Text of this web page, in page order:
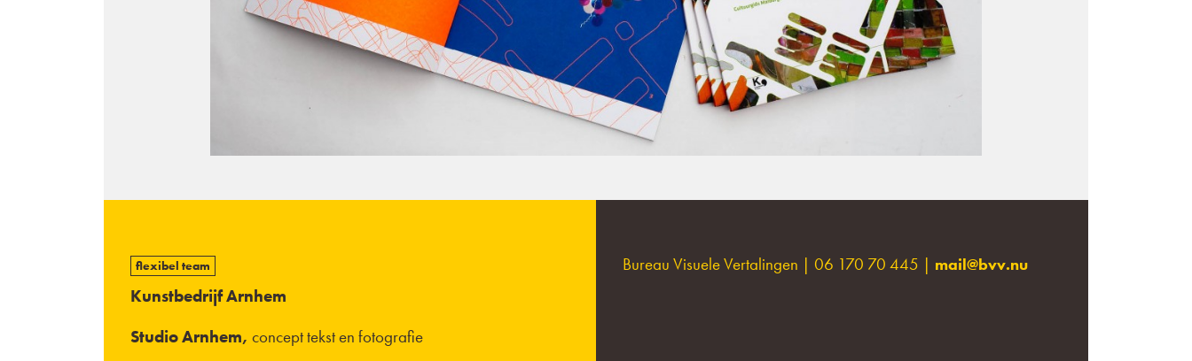
flexibel team
Kunstbedrijf Arnhem
Studio Arnhem, concept tekst en fotografie
Bureau Visuele Vertalingen | 06 170 70 445 | mail@bvv.nu